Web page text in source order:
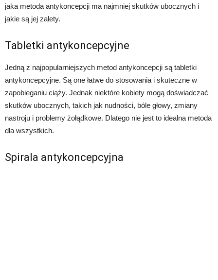
jaka metoda antykoncepcji ma najmniej skutków ubocznych i
jakie są jej zalety.
Tabletki antykoncepcyjne
Jedną z najpopularniejszych metod antykoncepcji są tabletki
antykoncepcyjne. Są one łatwe do stosowania i skuteczne w
zapobieganiu ciąży. Jednak niektóre kobiety mogą doświadczać
skutków ubocznych, takich jak nudności, bóle głowy, zmiany
nastroju i problemy żołądkowe. Dlatego nie jest to idealna metoda
dla wszystkich.
Spirala antykoncepcyjna